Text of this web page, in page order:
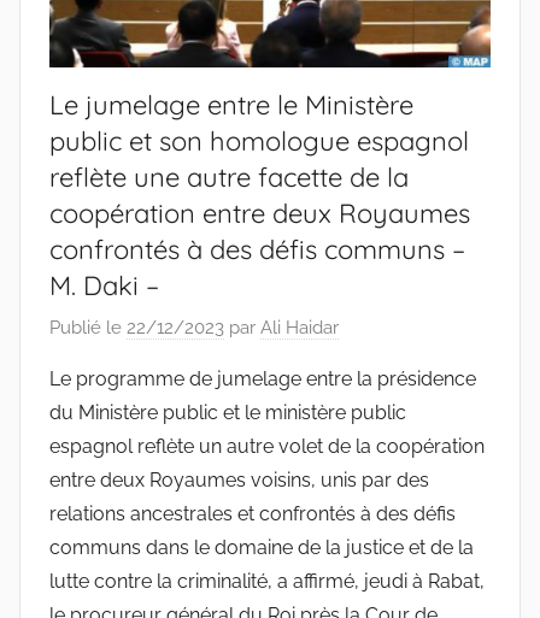
Le jumelage entre le Ministère
public et son homologue espagnol
reflète une autre facette de la
coopération entre deux Royaumes
confrontés à des défis communs –
M. Daki –
Publié le 22/12/2023 par Ali Haidar
Le programme de jumelage entre la présidence
du Ministère public et le ministère public
espagnol reflète un autre volet de la coopération
entre deux Royaumes voisins, unis par des
relations ancestrales et confrontés à des défis
communs dans le domaine de la justice et de la
lutte contre la criminalité, a affirmé, jeudi à Rabat,